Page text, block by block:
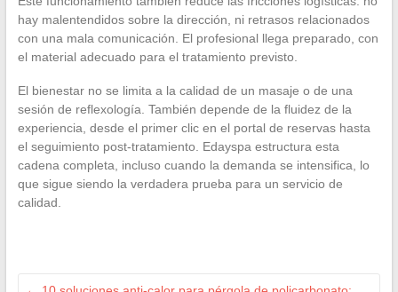
hay malentendidos sobre la dirección, ni retrasos relacionados
con una mala comunicación. El profesional llega preparado, con
el material adecuado para el tratamiento previsto.
El bienestar no se limita a la calidad de un masaje o de una
sesión de reflexología. También depende de la fluidez de la
experiencia, desde el primer clic en el portal de reservas hasta
el seguimiento post-tratamiento. Edayspa estructura esta
cadena completa, incluso cuando la demanda se intensifica, lo
que sigue siendo la verdadera prueba para un servicio de
calidad.